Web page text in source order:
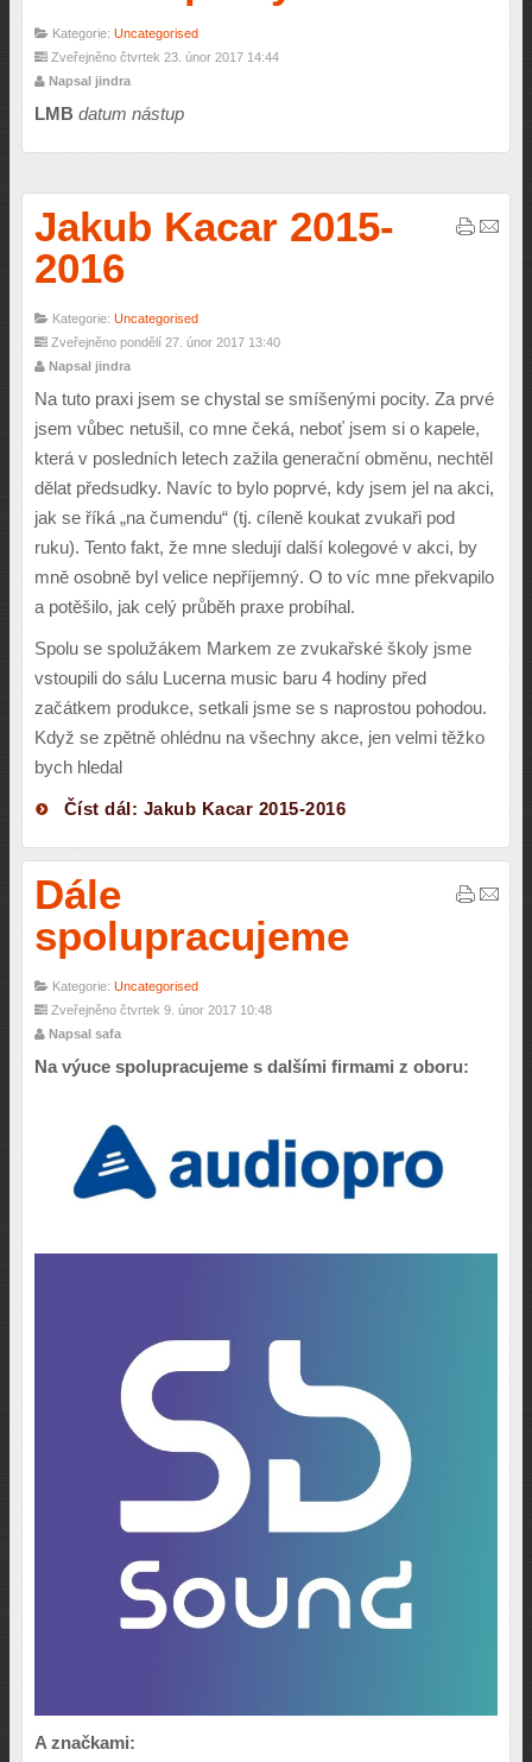
Kategorie: Uncategorised
Zveřejněno čtvrtek 23. únor 2017 14:44
Napsal jindra
LMB datum nástup
Jakub Kacar 2015-
2016
Kategorie: Uncategorised
Zveřejněno pondělí 27. únor 2017 13:40
Napsal jindra
Na tuto praxi jsem se chystal se smíšenými pocity. Za prvé
jsem vůbec netušil, co mne čeká, neboť jsem si o kapele,
která v posledních letech zažila generační obměnu, nechtěl
dělat předsudky. Navíc to bylo poprvé, kdy jsem jel na akci,
jak se říká „na čumendu“ (tj. cíleně koukat zvukaři pod
ruku). Tento fakt, že mne sledují další kolegové v akci, by
mně osobně byl velice nepříjemný. O to víc mne překvapilo
a potěšilo, jak celý průběh praxe probíhal.
Spolu se spolužákem Markem ze zvukařské školy jsme
vstoupili do sálu Lucerna music baru 4 hodiny před
začátkem produkce, setkali jsme se s naprostou pohodou.
Když se zpětně ohlédnu na všechny akce, jen velmi těžko
bych hledal
Číst dál: Jakub Kacar 2015-2016
Dále
spolupracujeme
Kategorie: Uncategorised
Zveřejněno čtvrtek 9. únor 2017 10:48
Napsal safa
Na výuce spolupracujeme s dalšími firmami z oboru:
A značkami: